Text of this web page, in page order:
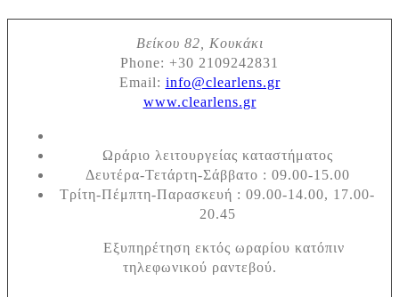
Βείκου 82, Κουκάκι
Phone: +30 2109242831
Email: info@clearlens.gr
www.clearlens.gr
Ωράριο λειτουργείας καταστήματος
Δευτέρα-Τετάρτη-Σάββατο : 09.00-15.00
Τρίτη-Πέμπτη-Παρασκευή : 09.00-14.00, 17.00-
20.45
Εξυπηρέτηση εκτός ωραρίου κατόπιν
τηλεφωνικού ραντεβού.